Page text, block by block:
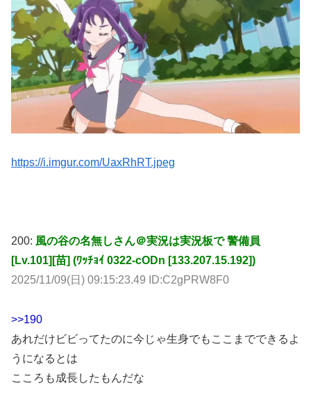
https://i.imgur.com/UaxRhRT.jpeg
200: 風の谷の名無しさん＠実況は実況板で 警備員
[Lv.101][苗] (ﾜｯﾁｮｲ 0322-cODn [133.207.15.192])
2025/11/09(日) 09:15:23.49 ID:C2gPRW8F0
>>190
あれだけビビってたのに今じゃ生身でもここまでできるよ
うになるとは
こころも成長したもんだな